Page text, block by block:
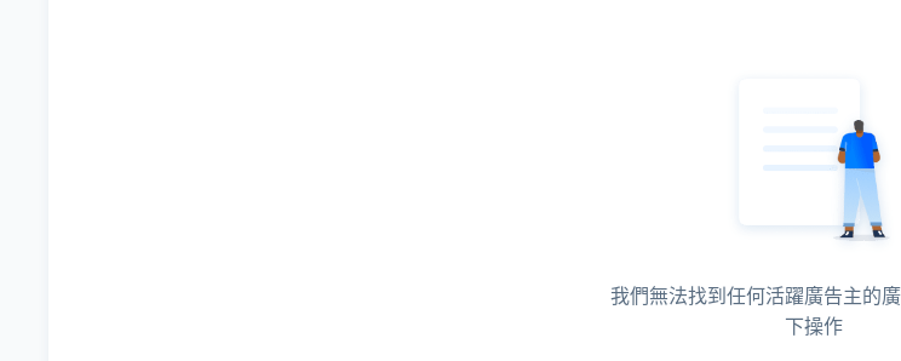
我們無法找到任何活躍廣告主的
下操作